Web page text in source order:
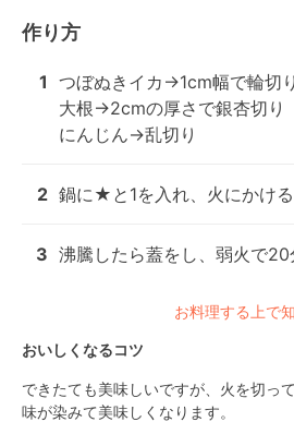
作り方
1 つぼぬきイカ→1cm幅で輪切り
大根→2cmの厚さで銀杏切り
にんじん→乱切り
2 鍋に★と1を入れ、火にかける
3 沸騰したら蓋をし、弱火で20
お料理する上で
おいしくなるコツ
できたても美味しいですが、火を切っ
味が染みて美味しくなります。